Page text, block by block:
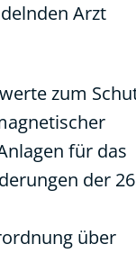
Arzt
zum
für das
der
über